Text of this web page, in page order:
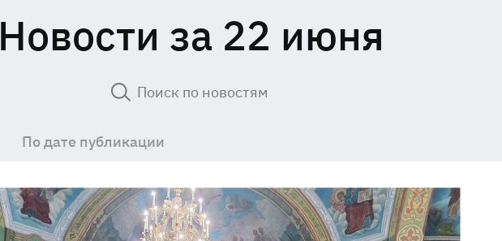
Новости за 22 июня
По дате публикации